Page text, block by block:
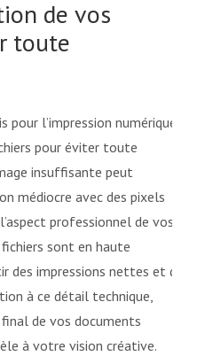
de vos
toute
l’impression numérique,
pour éviter toute
insuffisante peut
médiocre avec des pixels
professionnel de vos
sont en haute
des impressions nettes et de
à ce détail technique,
de vos documents
à votre vision créative.